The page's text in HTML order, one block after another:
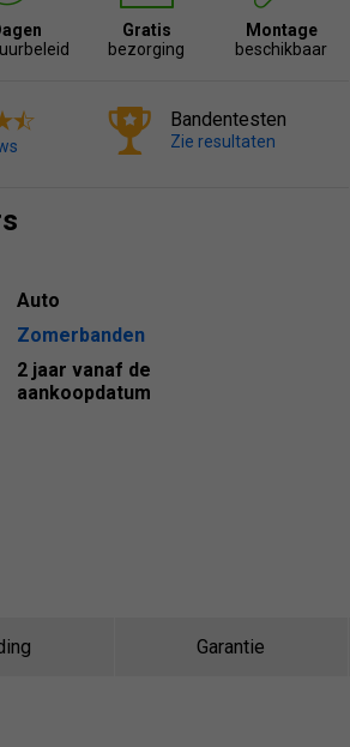
Gratis
bezorging
Montage
beschikbaar
Bandentesten
Zie resultaten
Auto
Zomerbanden
2 jaar vanaf de
aankoopdatum
Garantie